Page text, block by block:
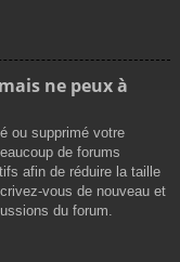
ne peux à
ou supprimé votre
de forums
afin de réduire la taille
vous de nouveau et
du forum.